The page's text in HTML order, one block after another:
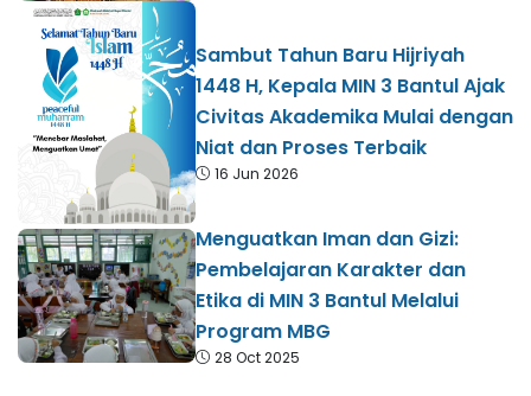
Sambut Tahun Baru Hijriyah
1448 H, Kepala MIN 3 Bantul Ajak
Civitas Akademika Mulai dengan
Niat dan Proses Terbaik
16 Jun 2026
Menguatkan Iman dan Gizi:
Pembelajaran Karakter dan
Etika di MIN 3 Bantul Melalui
Program MBG​
28 Oct 2025